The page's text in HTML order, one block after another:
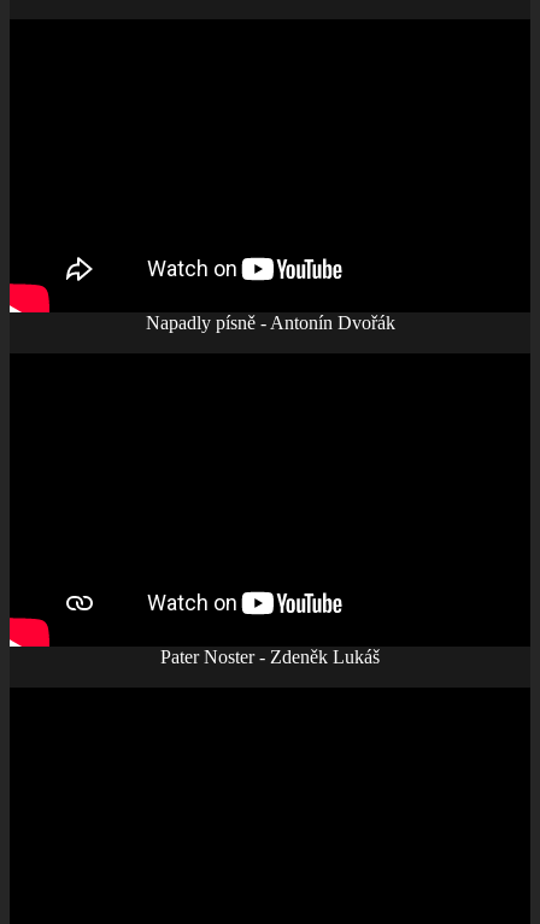
Napadly písně - Antonín Dvořák
Pater Noster - Zdeněk Lukáš